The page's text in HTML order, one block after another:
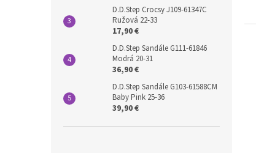
D.D.Step Crocsy J109-61347C
Ružová 22-33
17,90 €
D.D.Step Sandále G111-61846
Modrá 20-31
36,90 €
D.D.Step Sandále G103-61588CM
Baby Pink 25-36
39,90 €